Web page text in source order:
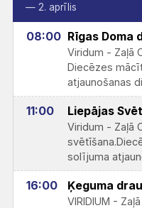
— 2. aprīlis
08:00 Rīgas Doma
Viridum - Zaļā
Diecēzes
atjaunošanas
11:00 Liepājas
Viridum - Zaļā
solījuma
16:00 Ķeguma
VIRIDIUM -